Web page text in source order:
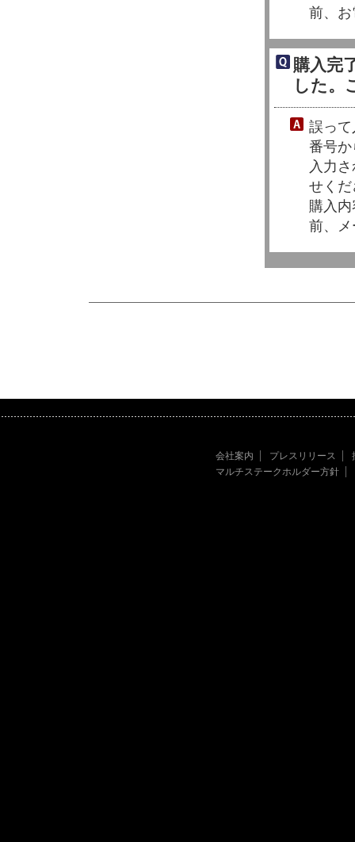
前、
購入完
した。
誤っ
番号
入力
せく
購入
前、
会社案内 プレスリリース
マルチステークホルダー方針